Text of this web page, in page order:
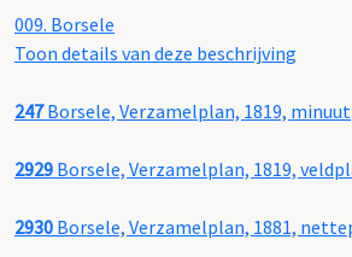
009. Borsele
Toon details van deze beschrijving
247Borsele, Verzamelplan, 1819,
2929 Borsele, Verzamelplan, 1819,
2930 Borsele, Verzamelplan, 1881,